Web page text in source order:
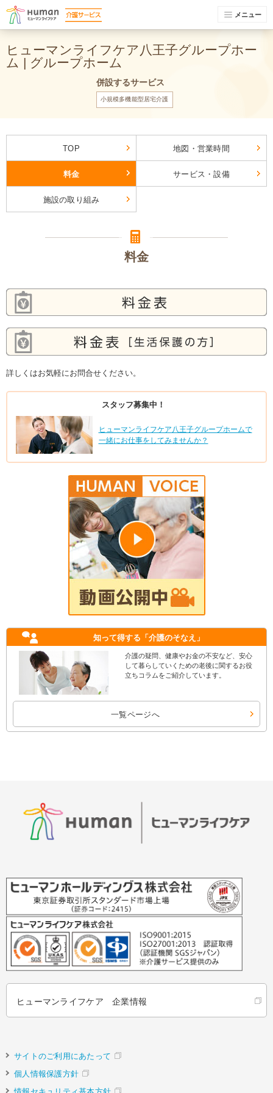
メニュー
ヒューマンライフケア八王子グループホー
ム | グループホーム
併設するサービス
小規模多機能型居宅介護
TOP 地図・営業時間
料金 サービス・設備
施設の取り組み
料金
詳しくはお気軽にお問合せください。
スタッフ募集中！
ヒューマンライフケア八王子グループホームで
一緒にお仕事をしてみませんか？
知って得する 「介護のそなえ」
介護の疑問、健康やお金の不安など、安心
して暮らしていくための老後に関するお役
立ちコラムをご紹介しています。
一覧ページへ
ヒューマンライフケア 企業情報
サイトのご利用にあたって
個人情報保護方針